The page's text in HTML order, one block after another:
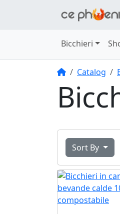
Bicchieri
HomeCatalog
Sort By